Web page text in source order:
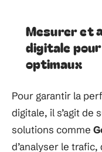
Mesurer et
digitale
optimaux
Pour garantir la
digitale, il s’agit de
solutions comme
d’analyser le